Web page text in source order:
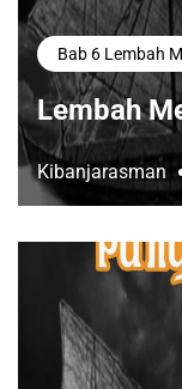
Bab 6 Lembah
Lembah
Kibanjarasman